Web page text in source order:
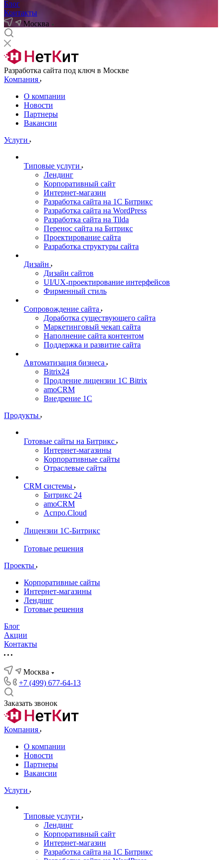
Блог
Контакты
Москва
Разработка сайта под ключ в Москве
Компания
О компании
Новости
Партнеры
Вакансии
Услуги
Типовые услуги
Лендинг
Корпоративный сайт
Интернет-магазин
Разработка сайта на 1С Битрикс
Разработка сайта на WordPress
Разработка сайта на Tilda
Перенос сайта на Битрикс
Проектирование сайта
Разработка структуры сайта
Дизайн
Дизайн сайтов
UI/UX-проектирование интерфейсов
Фирменный стиль
Сопровождение сайта
Доработка существующего сайта
Маркетинговый чекап сайта
Наполнение сайта контентом
Поддержка и развитие сайта
Автоматизация бизнеса
Bitrix24
Продление лицензии 1C Bitrix
amoCRM
Внедрение 1C
Продукты
Готовые сайты на Битрикс
Интернет-магазины
Корпоративные сайты
Отраслевые сайты
CRM системы
Битрикс 24
amoCRM
Аспро.Cloud
Лицензии 1С-Битрикс
Готовые решения
Проекты
Корпоративные сайты
Интернет-магазины
Лендинг
Готовые решения
Блог
Акции
Контакты
Москва
+7 (499) 677-64-13
Заказать звонок
Компания
О компании
Новости
Партнеры
Вакансии
Услуги
Типовые услуги
Лендинг
Корпоративный сайт
Интернет-магазин
Разработка сайта на 1С Битрикс